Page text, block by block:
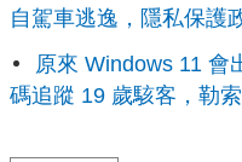
自駕車逃逸，隱私保護
原來 Windows 11 會
碼追蹤 19 歲駭客，勒